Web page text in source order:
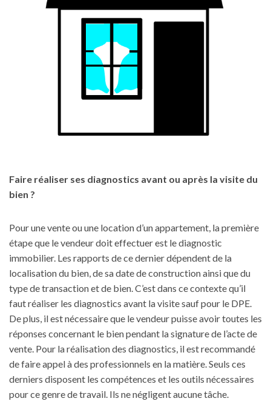
Faire réaliser ses diagnostics avant ou après la visite du
bien ?
Pour une vente ou une location d’un appartement, la première
étape que le vendeur doit effectuer est le diagnostic
immobilier. Les rapports de ce dernier dépendent de la
localisation du bien, de sa date de construction ainsi que du
type de transaction et de bien. C’est dans ce contexte qu’il
faut réaliser les diagnostics avant la visite sauf pour le DPE.
De plus, il est nécessaire que le vendeur puisse avoir toutes les
réponses concernant le bien pendant la signature de l’acte de
vente. Pour la réalisation des diagnostics, il est recommandé
de faire appel à des professionnels en la matière. Seuls ces
derniers disposent les compétences et les outils nécessaires
pour ce genre de travail. Ils ne négligent aucune tâche.